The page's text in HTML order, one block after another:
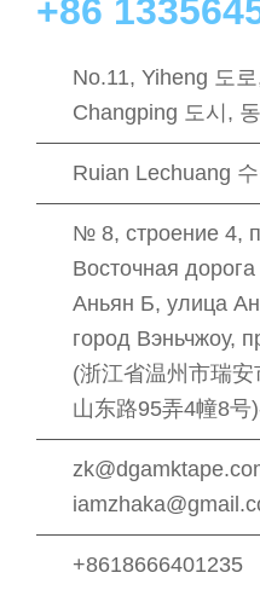
+86
No.11, Yiheng 도
Changping 도시,
Ruian Lechuang
№ 8, строение 4,
Восточная
Аньян Б, улица
город Вэньчжоу,
(浙江省温州市瑞
山东路95弄4幢8号
+8618666401235